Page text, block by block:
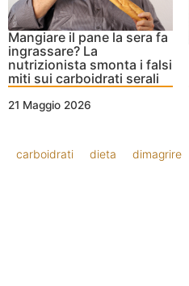
Mangiare il pane la sera fa
ingrassare? La
nutrizionista smonta i falsi
miti sui carboidrati serali
21 Maggio 2026
carboidrati dieta dimagrire